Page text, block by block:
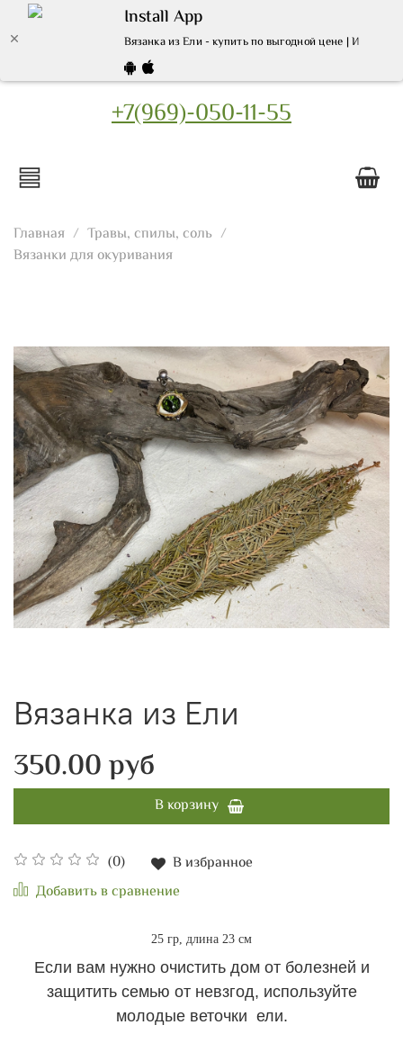
Install App
Вязанка из Ели - купить по выгодной цене |
+7(969)-050-11-55
Главная
Травы, спилы, соль
Вязанки для окуривания
Вязанка из Ели
(0)
В избранное
Добавить в сравнение
350.00 руб
В корзину
25 гр, длина 23 см
Если вам нужно очистить дом от болезней и
защитить семью от невзгод, используйте
молодые веточки ели.